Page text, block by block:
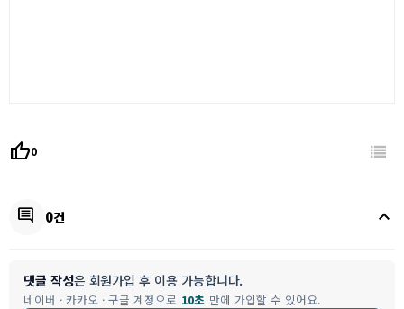
thumb_up0
comment 0건 keyboard_arrow_up
댓글 작성은 회원가입 후 이용 가능합니다.
네이버 · 카카오 · 구글 계정으로 10초 만에 가입할 수 있어요.